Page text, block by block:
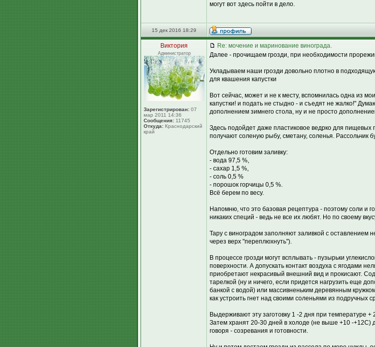
могут вот здесь пойти в дело.
15 дек 2016 18:29
Виктория
Администратор
Зарегистрирован: 07
мар 2011 14:36
Сообщения: 11745
Откуда: Краснодарский
край
Re: мочение и маринование винограда.
Далее - прочищаем грозди, при необходимости
Укладываем наши грозди довольно плотно в
для квашения капустки
Вот сейчас, может и не к месту, вспомнилась одна из
капустки! и подать не стыдно - и съедят не жалко!"
дополнением зимнего стола, ну и не просто
Здесь подойдет даже пластиковое ведрко для пищевых
получают соленую рыбу, сметану, соленья. Рассольчик
Отдельно готовим заливку:
- вода 97,5 %,
- сахар 1,5 %,
- соль 0,5 %
- порошок горчицы 0,5 %.
Всё берем по весу.
Напомню, что это базовая рецептура - поэтому соли и
никаких специй - ведь не все их любят. Но по своему
Тару с виноградом заполняют заливкой с
через верх "переплюхнуть").
В процессе грозди могут всплывать - пузырьки
поверхности. А допускать контакт воздуха с ягодами
приобретают некрасивый внешний вид и прокисают.
тарелкой (ну и ничего, если придется нагрузить еще
банкой с водой) или массивненьким деревянным
как устроить гнет над своими соленьями из подручных
Выдерживают эту заготовку 1 -2 дня при температуре +
Затем хранят 20-30 дней в холоде (не выше +10 -+12С)
говоря - созревания и готовности.